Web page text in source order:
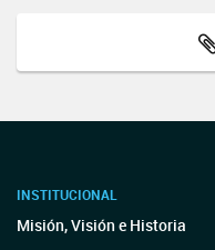
INSTITUCIONAL
Misión, Visión e Historia